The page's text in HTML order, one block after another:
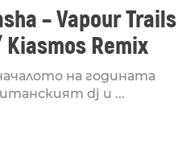
– Vapour Trails
Remix
на годината
dj и ...